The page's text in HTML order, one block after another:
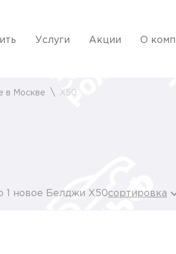
Услуги Акции О
в Москве X50
1 новое Белджи X50сортировка